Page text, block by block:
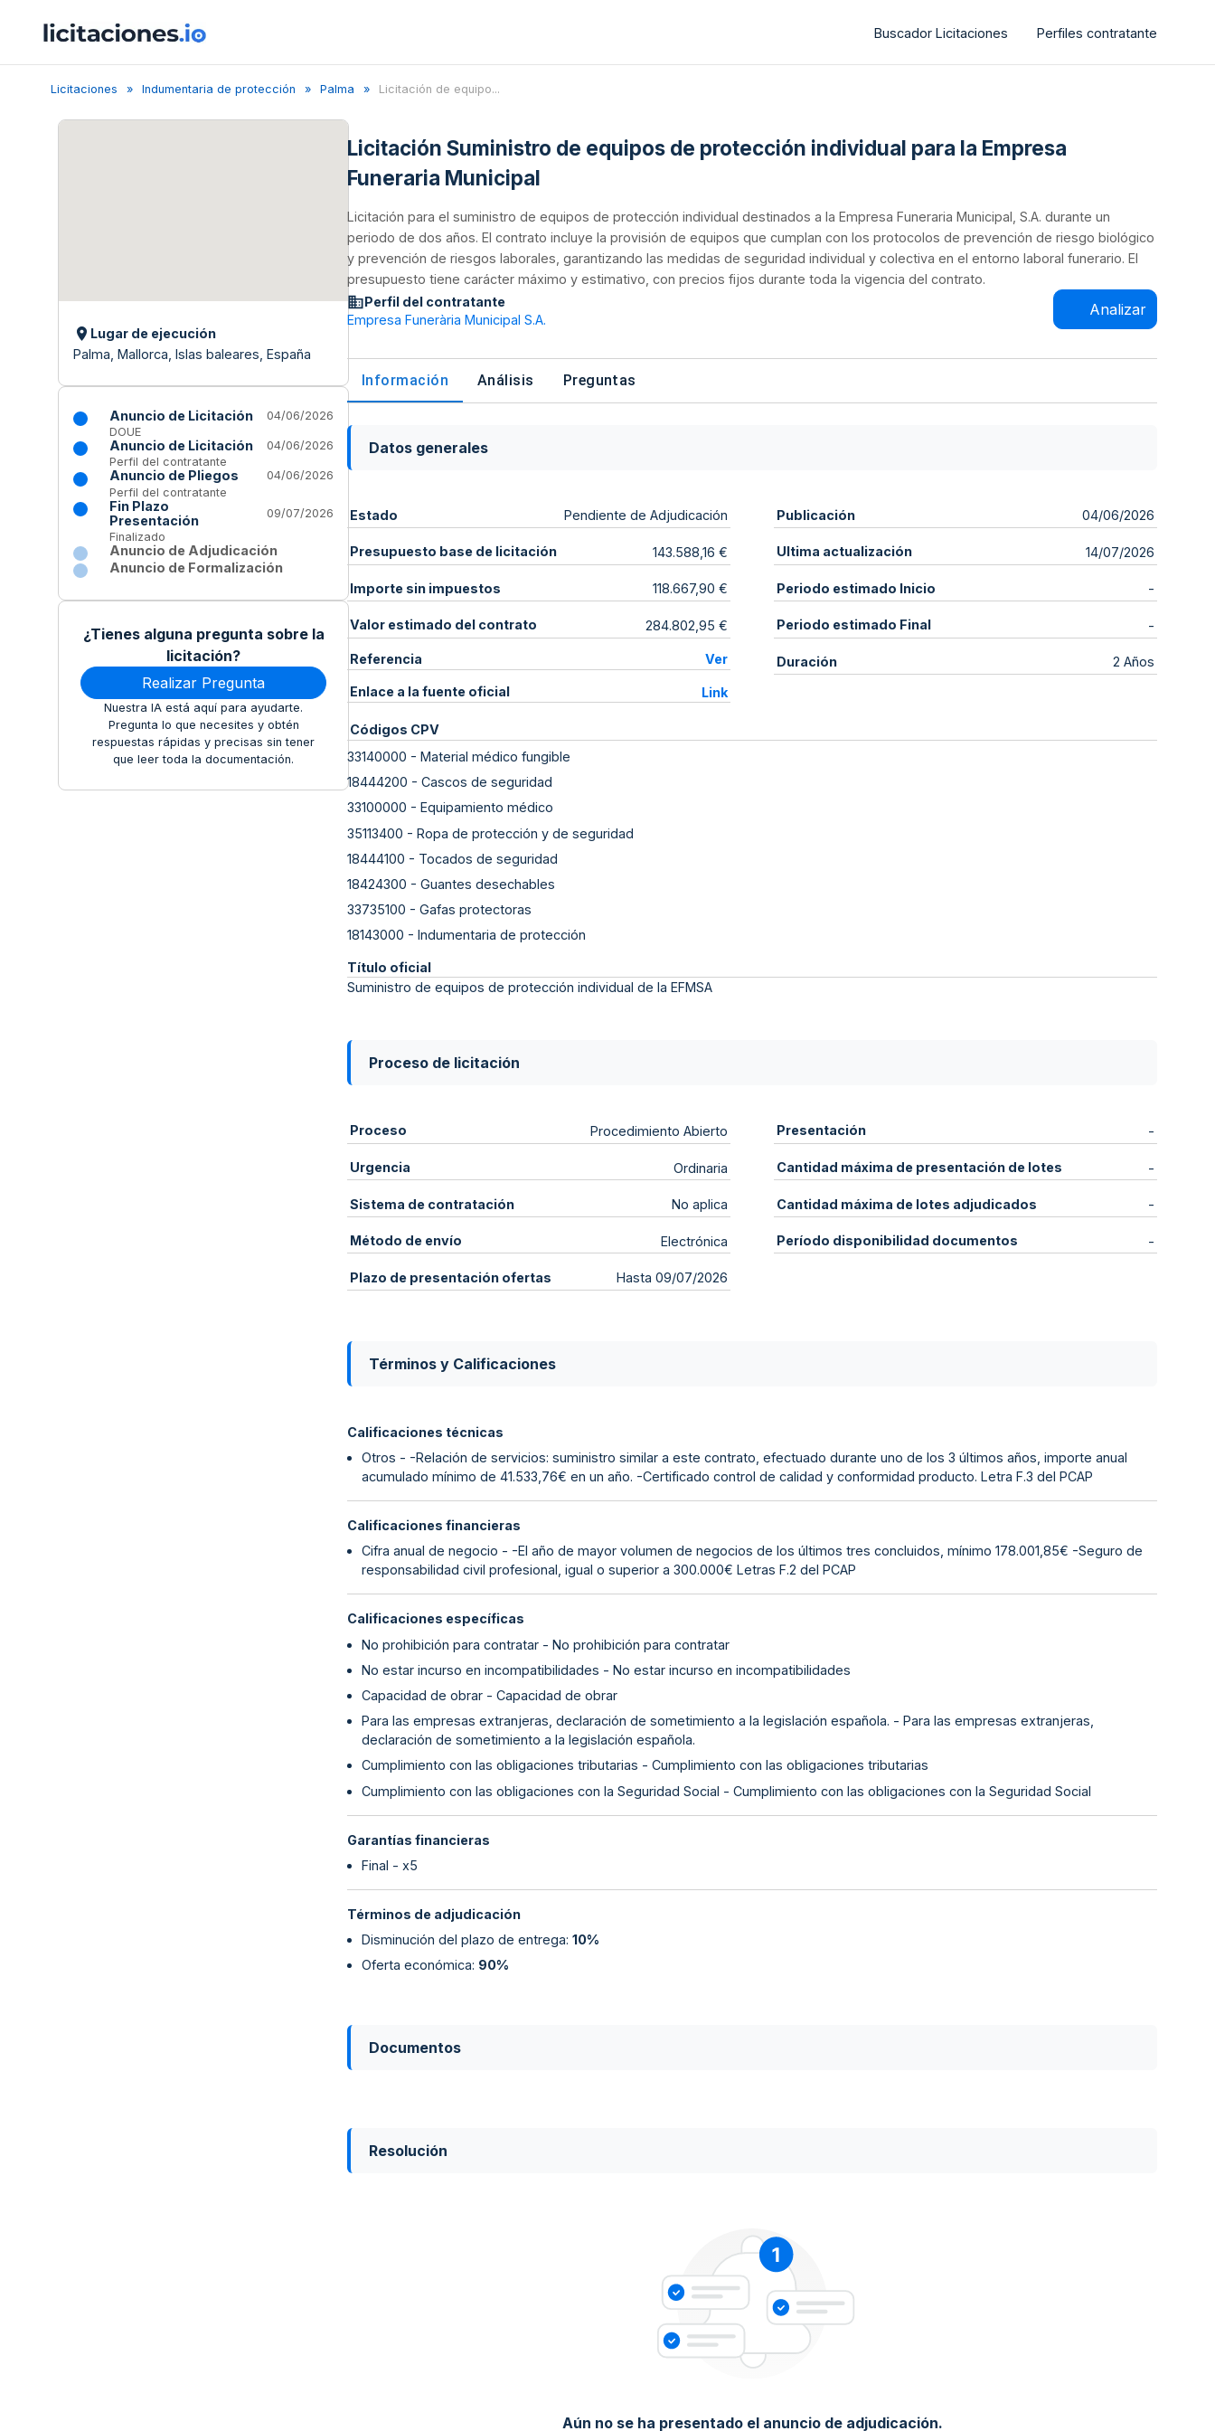
Buscador Licitaciones Perfiles contratante
Licitaciones Indumentaria de protección Palma Licitación de equipo...
Lugar de ejecución
Palma, Mallorca, Islas baleares, España
Anuncio de Licitación
04/06/2026
DOUE
Anuncio de Licitación
04/06/2026
Perfil del contratante
Anuncio de Pliegos
04/06/2026
Perfil del contratante
Fin Plazo
Presentación
09/07/2026
Finalizado
Anuncio de Adjudicación
Anuncio de Formalización
¿Tienes alguna pregunta sobre la
licitación?
Realizar Pregunta
Nuestra IA está aquí para ayudarte.
Pregunta lo que necesites y obtén
respuestas rápidas y precisas sin tener
que leer toda la documentación.
Licitación Suministro de equipos de protección individual para la Empresa
Funeraria Municipal
Licitación para el suministro de equipos de protección individual destinados a la Empresa Funeraria Municipal, S.A. durante un
periodo de dos años. El contrato incluye la provisión de equipos que cumplan con los protocolos de prevención de riesgo biológico
y prevención de riesgos laborales, garantizando las medidas de seguridad individual y colectiva en el entorno laboral funerario. El
presupuesto tiene carácter máximo y estimativo, con precios fijos durante toda la vigencia del contrato.
Perfil del contratante
Empresa Funerària Municipal S.A.
Analizar
Información Análisis Preguntas
Datos generales
Estado Pendiente de Adjudicación
Presupuesto base de licitación 143.588,16 €
Importe sin impuestos 118.667,90 €
Valor estimado del contrato 284.802,95 €
Referencia Ver
Enlace a la fuente oficial Link
Publicación 04/06/2026
Ultima actualización 14/07/2026
Periodo estimado Inicio -
Periodo estimado Final -
Duración 2 Años
Códigos CPV
33140000 - Material médico fungible
18444200 - Cascos de seguridad
33100000 - Equipamiento médico
35113400 - Ropa de protección y de seguridad
18444100 - Tocados de seguridad
18424300 - Guantes desechables
33735100 - Gafas protectoras
18143000 - Indumentaria de protección
Título oficial
Suministro de equipos de protección individual de la EFMSA
Proceso de licitación
Proceso Procedimiento Abierto
Urgencia Ordinaria
Sistema de contratación No aplica
Método de envío Electrónica
Plazo de presentación ofertas Hasta 09/07/2026
Presentación -
Cantidad máxima de presentación de lotes -
Cantidad máxima de lotes adjudicados -
Período disponibilidad documentos -
Términos y Calificaciones
Calificaciones técnicas
Otros - -Relación de servicios: suministro similar a este contrato, efectuado durante uno de los 3 últimos años, importe anual
acumulado mínimo de 41.533,76€ en un año. -Certificado control de calidad y conformidad producto. Letra F.3 del PCAP
Calificaciones financieras
Cifra anual de negocio - -El año de mayor volumen de negocios de los últimos tres concluidos, mínimo 178.001,85€ -Seguro de
responsabilidad civil profesional, igual o superior a 300.000€ Letras F.2 del PCAP
Calificaciones específicas
No prohibición para contratar - No prohibición para contratar
No estar incurso en incompatibilidades - No estar incurso en incompatibilidades
Capacidad de obrar - Capacidad de obrar
Para las empresas extranjeras, declaración de sometimiento a la legislación española. - Para las empresas extranjeras,
declaración de sometimiento a la legislación española.
Cumplimiento con las obligaciones tributarias - Cumplimiento con las obligaciones tributarias
Cumplimiento con las obligaciones con la Seguridad Social - Cumplimiento con las obligaciones con la Seguridad Social
Garantías financieras
Final - x5
Términos de adjudicación
Disminución del plazo de entrega: 10%
Oferta económica: 90%
Documentos
Resolución
Aún no se ha presentado el anuncio de adjudicación.